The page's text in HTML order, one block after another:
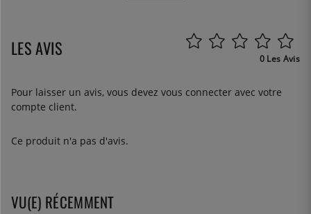
LES AVIS 0 Les Avis
Pour laisser un avis, vous devez vous connecter avec votre
compte client.
Ce produit n'a pas d'avis.
VU(E) RÉCEMMENT